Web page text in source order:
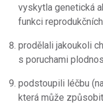
vyskytla genetická
funkci
prodělali jakoukoli
s poruchami
podstoupili léčbu
která může